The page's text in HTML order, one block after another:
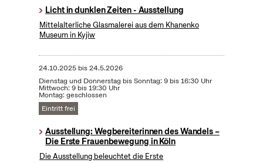
Licht in dunklen Zeiten - Ausstellung
Mittelalterliche Glasmalerei aus dem Khanenko
Museum in Kyjiw
24.10.2025bis24.5.2026
Dienstag und Donnerstag bis Sonntag: 9 bis 16:30 Uhr
Mittwoch: 9 bis 19:30 Uhr
Montag: geschlossen
Eintritt frei
Ausstellung: Wegbereiterinnen des Wandels –
Die Erste Frauenbewegung in Köln
Die Ausstellung beleuchtet die Erste